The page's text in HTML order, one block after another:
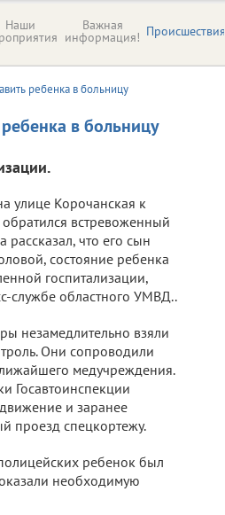
Наши Важная
информация! Происшествия
ребенка в больницу
в больницу
улице Корочанская к
встревоженный
рассказал, что его сын
состояние ребенка
госпитализации,
службе областного УМВД..
незамедлительно взяли
Они сопроводили
медучреждения.
Госавтоинспекции
и заранее
проезд спецкортежу.
ребенок был
необходимую